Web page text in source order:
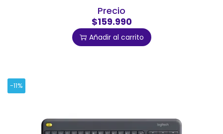
Precio
$159.990
Añadir al carrito
-11%